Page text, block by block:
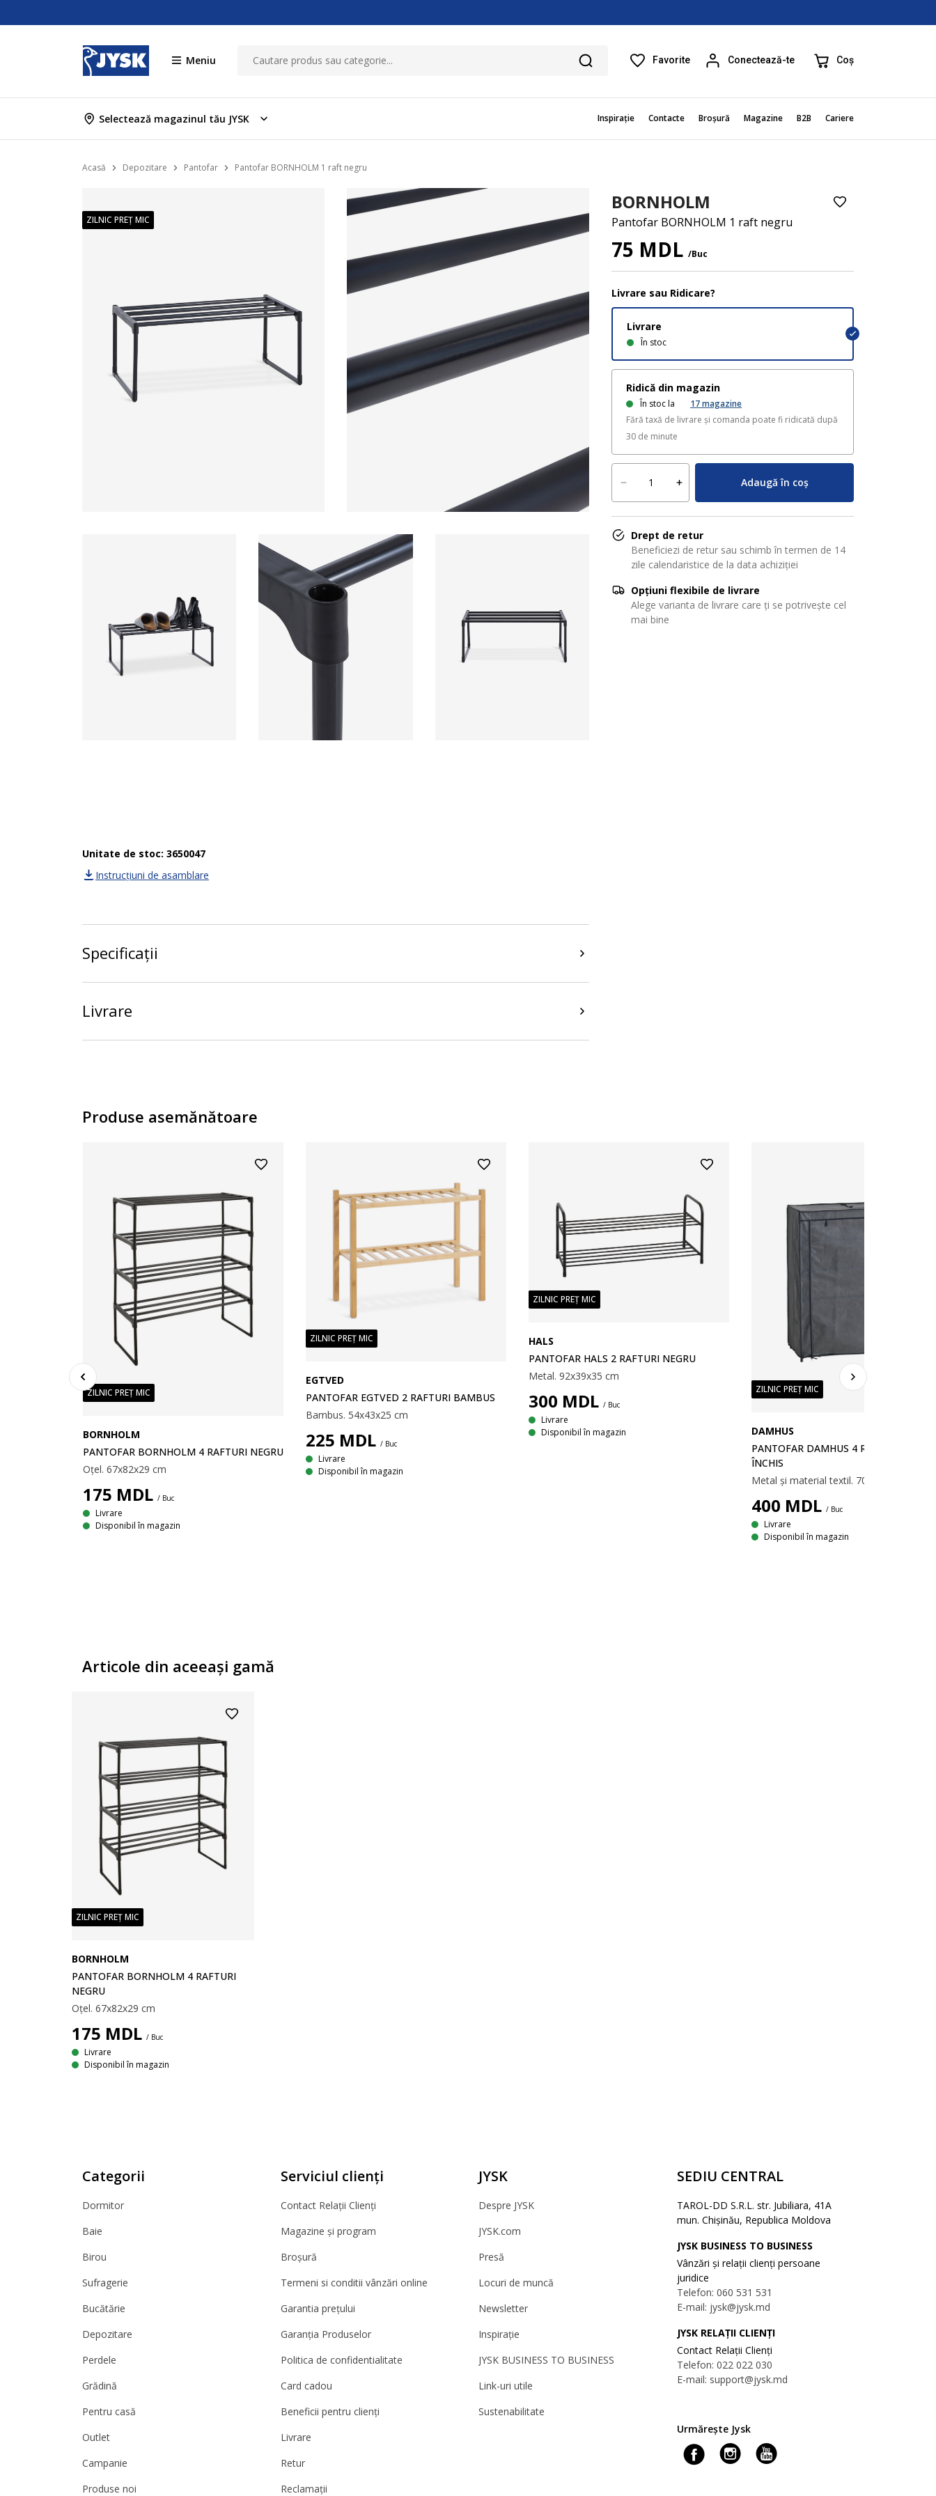
Meniu Favorite Conectează-te Coș
Selectează magazinul tău JYSK Inspirație Contacte Broșură Magazine B2B Cariere
Acasă Depozitare Pantofar Pantofar BORNHOLM 1 raft negru
ZILNIC PREȚ MIC
BORNHOLM
Pantofar BORNHOLM 1 raft negru
75 MDL /Buc
Livrare sau Ridicare?
Livrare
În stoc
Ridică din magazin
În stoc la 17magazine
Fără taxă de livrare și comanda poate fi ridicată după
30 de minute
Adaugă în coș
Drept de retur
Beneficiezi de retur sau schimb în termen de 14
zile calendaristice de la data achiziției
Opțiuni flexibile de livrare
Alege varianta de livrare care ți se potrivește cel
mai bine
Unitate de stoc: 3650047
Instrucțiuni de asamblare
Specificații
Livrare
Produse asemănătoare
ZILNIC PREȚ MIC
BORNHOLM
PANTOFAR BORNHOLM 4 RAFTURI NEGRU
Oțel. 67x82x29 cm
175 MDL / Buc
Livrare
Disponibil în magazin
ZILNIC PREȚ MIC
EGTVED
PANTOFAR EGTVED 2 RAFTURI BAMBUS
Bambus. 54x43x25 cm
225 MDL / Buc
Livrare
Disponibil în magazin
ZILNIC PREȚ MIC
HALS
PANTOFAR HALS 2 RAFTURI NEGRU
Metal. 92x39x35 cm
300 MDL / Buc
Livrare
Disponibil în magazin
ZILNIC PREȚ MIC
DAMHUS
PANTOFAR DAMHUS 4 RAFTURI GRI
ÎNCHIS
Metal și material textil. 70x90x34 cm
400 MDL / Buc
Livrare
Disponibil în magazin
Articole din aceeaşi gamă
ZILNIC PREȚ MIC
BORNHOLM
PANTOFAR BORNHOLM 4 RAFTURI
NEGRU
Oțel. 67x82x29 cm
175 MDL / Buc
Livrare
Disponibil în magazin
Categorii
Dormitor
Baie
Birou
Sufragerie
Bucătărie
Depozitare
Perdele
Grădină
Pentru casă
Outlet
Campanie
Produse noi
Serviciul clienți
Contact Relații Clienți
Magazine și program
Broșură
Termeni si conditii vânzări online
Garantia prețului
Garanția Produselor
Politica de confidentialitate
Card cadou
Beneficii pentru clienți
Livrare
Retur
Reclamații
JYSK
Despre JYSK
JYSK.com
Presă
Locuri de muncă
Newsletter
Inspirație
JYSK BUSINESS TO BUSINESS
Link-uri utile
Sustenabilitate
SEDIU CENTRAL
TAROL-DD S.R.L. str. Jubiliara, 41A
mun. Chișinău, Republica Moldova
JYSK BUSINESS TO BUSINESS
Vânzări și relații clienți persoane
juridice
Telefon: 060 531 531
E-mail: jysk@jysk.md
JYSK RELAȚII CLIENȚI
Contact Relații Clienți
Telefon: 022 022 030
E-mail: support@jysk.md
Urmărește Jysk